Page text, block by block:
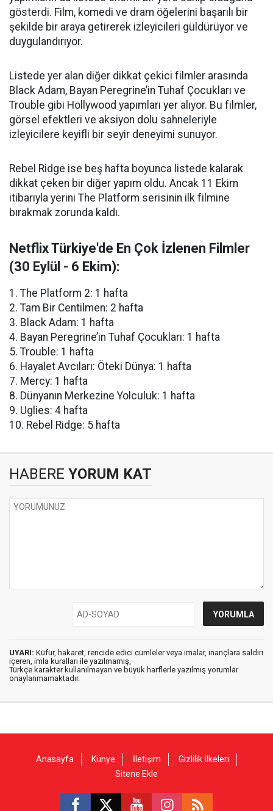
gösterdi. Film, komedi ve dram öğelerini başarılı bir
şekilde bir araya getirerek izleyicileri güldürüyor ve
duygulandırıyor.
Listede yer alan diğer dikkat çekici filmler arasında
Black Adam, Bayan Peregrine’in Tuhaf Çocukları ve
Trouble gibi Hollywood yapımları yer alıyor. Bu filmler,
görsel efektleri ve aksiyon dolu sahneleriyle
izleyicilere keyifli bir seyir deneyimi sunuyor.
Rebel Ridge ise beş hafta boyunca listede kalarak
dikkat çeken bir diğer yapım oldu. Ancak 11 Ekim
itibarıyla yerini The Platform serisinin ilk filmine
bırakmak zorunda kaldı.
Netflix Türkiye'de En Çok İzlenen Filmler
(30 Eylül - 6 Ekim):
1. The Platform 2: 1 hafta
2. Tam Bir Centilmen: 2 hafta
3. Black Adam: 1 hafta
4. Bayan Peregrine’in Tuhaf Çocukları: 1 hafta
5. Trouble: 1 hafta
6. Hayalet Avcıları: Öteki Dünya: 1 hafta
7. Mercy: 1 hafta
8. Dünyanın Merkezine Yolculuk: 1 hafta
9. Uglies: 4 hafta
10. Rebel Ridge: 5 hafta
HABERE YORUM KAT
UYARI: Küfür, hakaret, rencide edici cümleler veya imalar, inançlara saldırı
içeren, imla kuralları ile yazılmamış,
Türkçe karakter kullanılmayan ve büyük harflerle yazılmış yorumlar
onaylanmamaktadır.
Anasayfa Künye İletişim
Gizlilik İlkeleri
Sitene Ekle